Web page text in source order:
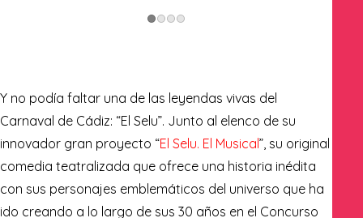
Y no podía faltar una de las leyendas vivas del
Carnaval de Cádiz: “El Selu”. Junto al elenco de su
innovador gran proyecto “El Selu. El Musical”, su original
comedia teatralizada que ofrece una historia inédita
con sus personajes emblemáticos del universo que ha
ido creando a lo largo de sus 30 años en el Concurso